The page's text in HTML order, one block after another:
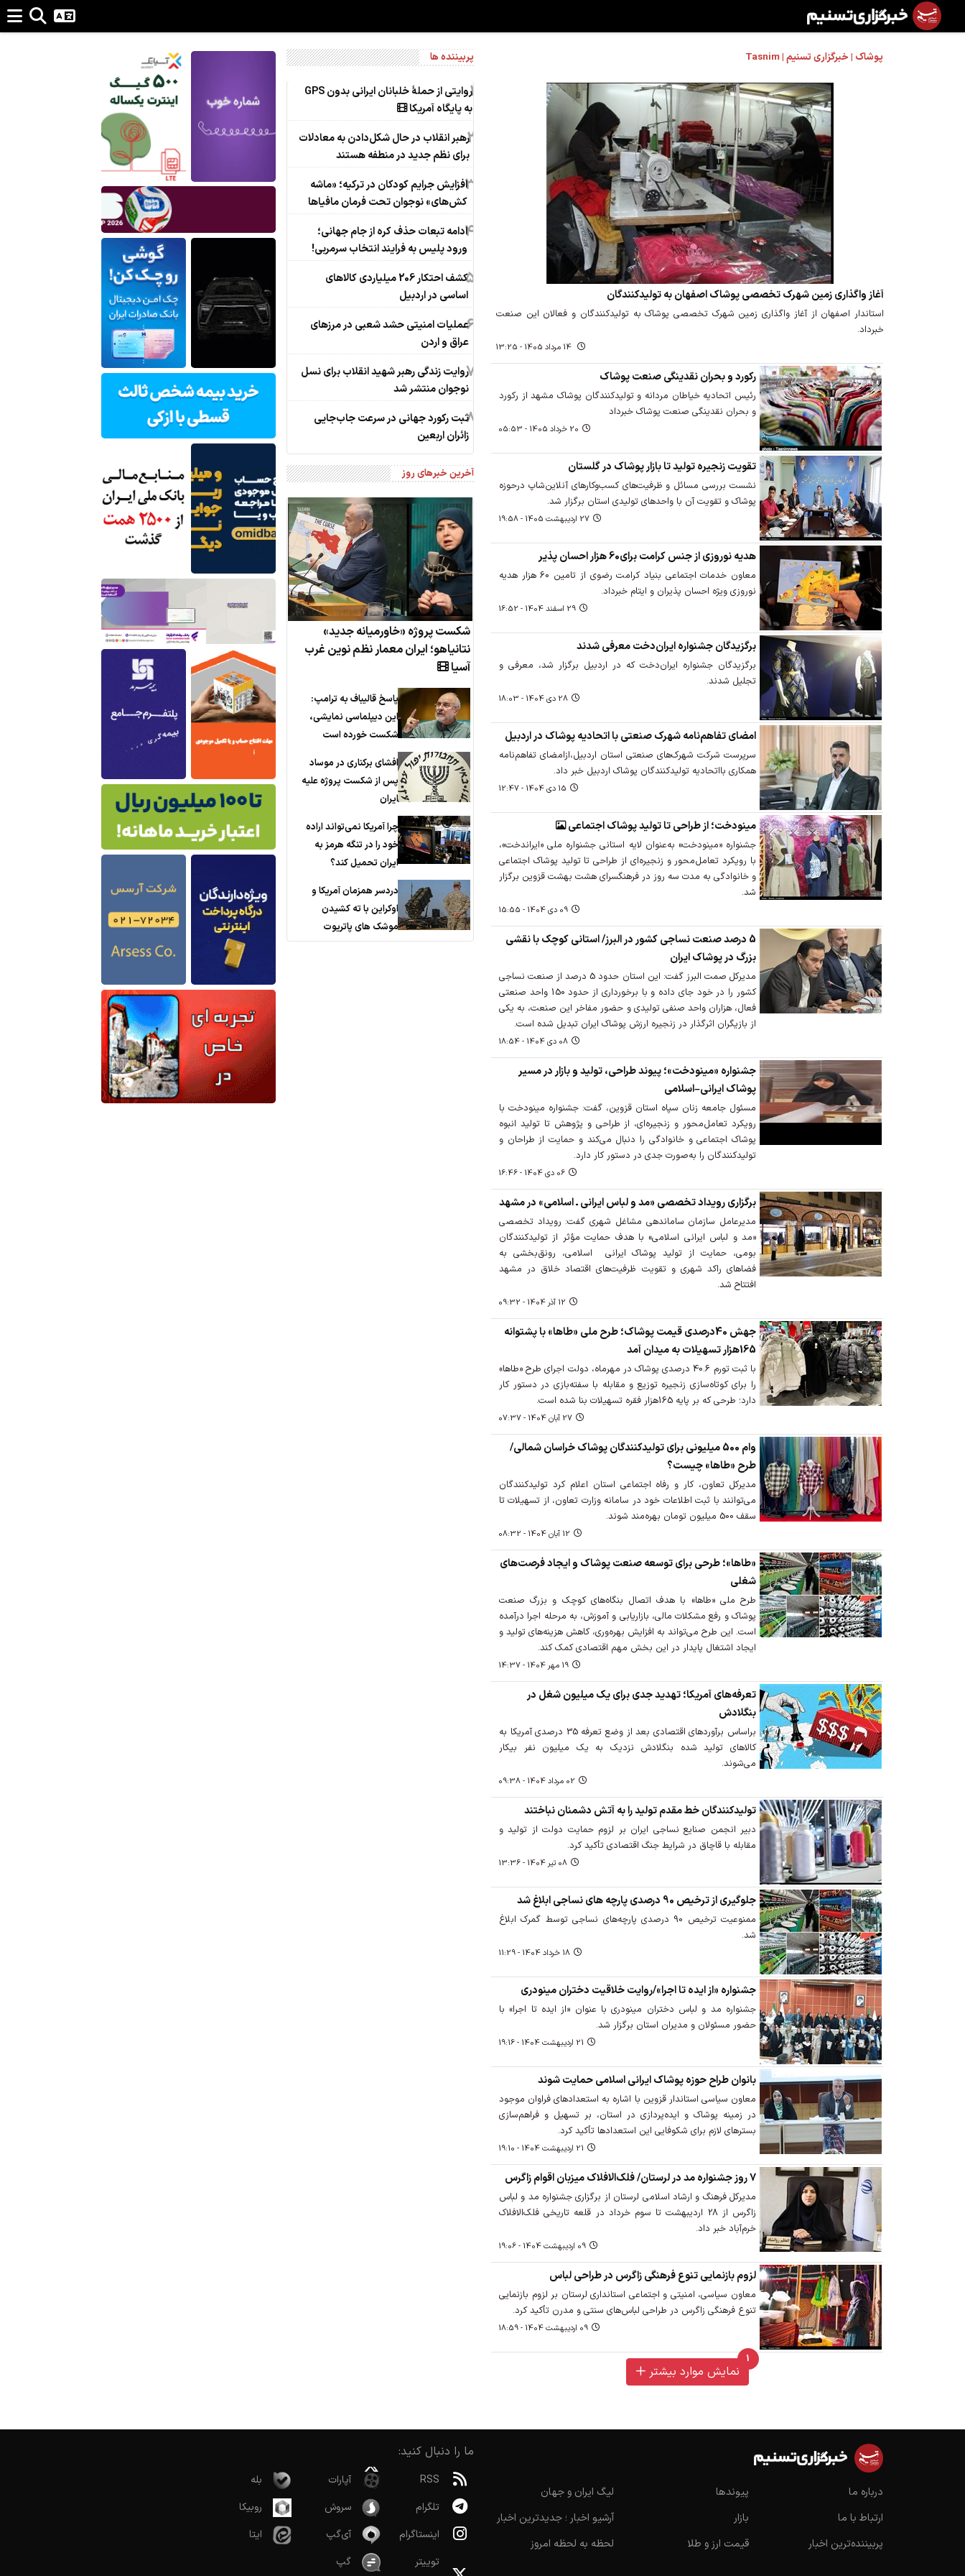
پوشاک | خبرگزاری تسنیم | Tasnim
آغاز واگذاری زمین شهرک تخصصی پوشاک اصفهان به تولیدکنندگان
استاندار اصفهان از آغاز واگذاری زمین شهرک تخصصی پوشاک به تولیدکنندگان و فعالان این صنعت
خبرداد.
رکورد و بحران نقدینگی صنعت پوشاک
رئیس اتحادیه خیاطان مردانه و تولیدکنندگان پوشاک مشهد از رکورد
و بحران نقدینگی صنعت پوشاک خبرداد
20 خرداد 1405 - 05:53
تقویت زنجیره تولید تا بازار پوشاک در گلستان
نشست بررسی مسائل و ظرفیت‌های کسب‌وکارهای آنلاین‌شاپ درحوزه
پوشاک و تقویت آن با واحدهای تولیدی استان برگزار شد.
27 ارديبهشت 1405 - 19:58
هدیه نوروزی از جنس کرامت برای60 هزار احسان پذیر
معاون خدمات اجتماعی بنیاد کرامت رضوی از تامین 60 هزار هدیه
نوروزی ویژه احسان پذیران و ایتام خبرداد.
29 اسفند 1404 - 16:52
برگزیدگان جشنواره ایران‌دخت معرفی شدند
برگزیدگان جشنواره ایران‌دخت که در اردبیل برگزار شد، معرفی و
تجلیل شدند.
28 دی 1404 - 18:03
امضای تفاهم‌نامه شهرک صنعتی با اتحادیه پوشاک در اردبیل
سرپرست شرکت شهرک‌های صنعتی استان اردبیل،ازامضای تفاهم‌نامه
همکاری بااتحادیه تولیدکنندگان پوشاک اردبیل خبر داد.
15 دی 1404 - 12:47
مینودخت؛ از طراحی تا تولید پوشاک اجتماعی
جشنواره «مینودخت» به‌عنوان لایه استانی جشنواره ملی «ایراندخت»،
با رویکرد تعامل‌محور و زنجیره‌ای از طراحی تا تولید پوشاک اجتماعی
و خانوادگی به مدت سه روز در فرهنگسرای هشت بهشت قزوین برگزار
شد.
09 دی 1404 - 15:55
5 درصد صنعت نساجی کشور در البرز/ استانی کوچک با نقشی
بزرگ در پوشاک ایران
مدیرکل صمت البرز گفت: این استان حدود 5 درصد از صنعت نساجی
کشور را در خود جای داده و با برخورداری از حدود 150 واحد صنعتی
فعال، هزاران واحد صنفی تولیدی و حضور مفاخر این صنعت، به یکی
از بازیگران اثرگذار در زنجیره ارزش پوشاک ایران تبدیل شده است.
08 دی 1404 - 18:54
جشنواره «مینودخت»؛ پیوند طراحی، تولید و بازار در مسیر
پوشاک ایرانی–اسلامی
مسئول جامعه زنان سپاه استان قزوین، گفت: جشنواره مینودخت با
رویکرد تعامل‌محور و زنجیره‌ای، از طراحی و پژوهش تا تولید انبوه
پوشاک اجتماعی و خانوادگی را دنبال می‌کند و حمایت از طراحان و
تولیدکنندگان را به‌صورت جدی در دستور کار دارد.
06 دی 1404 - 16:46
برگزاری رویداد تخصصی «مد و لباس ایرانی ـ اسلامی» در مشهد
مدیرعامل سازمان ساماندهی مشاغل شهری گفت: رویداد تخصصی
«مد و لباس ایرانی اسلامی» با هدف حمایت مؤثر از تولیدکنندگان
بومی، حمایت از تولید پوشاک ایرانی اسلامی، رونق‌بخشی به
فضاهای راکد شهری و تقویت ظرفیت‌های اقتصاد خلاق در مشهد
افتتاح شد.
12 آذر 1404 - 09:32
جهش 40درصدی قیمت پوشاک؛ طرح ملی «طاها» با پشتوانه
165هزار تسهیلات به میدان آمد
با ثبت تورم 40.6 درصدی پوشاک در مهرماه، دولت اجرای طرح «طاها»
را برای کوتاه‌سازی زنجیره توزیع و مقابله با سفته‌بازی در دستور کار
دارد؛ طرحی که بر پایه 165هزار فقره تسهیلات بنا شده است.
27 آبان 1404 - 07:37
وام 500 میلیونی برای تولیدکنندگان پوشاک خراسان شمالی/
طرح «طاها» چیست؟
مدیرکل تعاون، کار و رفاه اجتماعی استان اعلام کرد تولیدکنندگان
می‌توانند با ثبت اطلاعات خود در سامانه وزارت تعاون، از تسهیلات تا
سقف 500 میلیون تومان بهره‌مند شوند.
12 آبان 1404 - 08:32
«طاها»؛ طرحی برای توسعه صنعت پوشاک و ایجاد فرصت‌های
شغلی
طرح ملی «طاها» با هدف اتصال بنگاه‌های کوچک و بزرگ صنعت
پوشاک و رفع مشکلات مالی، بازاریابی و آموزش، به مرحله اجرا درآمده
است. این طرح می‌تواند به افزایش بهره‌وری، کاهش هزینه‌های تولید و
ایجاد اشتغال پایدار در این بخش مهم اقتصادی کمک کند.
19 مهر 1404 - 14:37
تعرفه‌های آمریکا؛ تهدید جدی برای یک میلیون شغل در
بنگلادش
براساس برآوردهای اقتصادی بعد از وضع تعرفه 35 درصدی آمریکا به
کالاهای تولید شده بنگلادش نزدیک به یک میلیون نفر بیکار
می‌شوند.
02 مرداد 1404 - 09:38
تولیدکنندگان خط مقدم تولید را به آتش دشمنان نباختند
دبیر انجمن صنایع نساجی ایران بر لزوم حمایت دولت از تولید و
مقابله با قاچاق در شرایط جنگ اقتصادی تأکید کرد.
08 تير 1404 - 13:36
جلوگیری از ترخیص 90 درصدی پارچه های نساجی ابلاغ شد
ممنوعیت ترخیص 90 درصدی پارچه‌های نساجی توسط گمرک ابلاغ
شد.
18 خرداد 1404 - 11:29
جشنواره «از ایده تا اجرا»/روایت خلاقیت دختران مینودری
جشنواره مد و لباس دختران مینودری با عنوان «از ایده تا اجرا» با
حضور مسئولان و مدیران استان برگزار شد.
21 ارديبهشت 1404 - 19:16
بانوان طراح حوزه پوشاک ایرانی اسلامی حمایت شوند
معاون سیاسی استاندار قزوین با اشاره به استعدادهای فراوان موجود
در زمینه پوشاک و ایده‌پردازی در استان، بر تسهیل و فراهم‌سازی
بسترهای لازم برای شکوفایی این استعدادها تأکید کرد.
21 ارديبهشت 1404 - 19:10
7 روز جشنواره مد در لرستان/ فلک‌الافلاک میزبان اقوام زاگرس
مدیرکل فرهنگ و ارشاد اسلامی لرستان از برگزاری جشنواره مد و لباس
زاگرس از 28 اردیبهشت‌ تا سوم خرداد در قلعه تاریخی فلک‌الافلاک
خرم‌آباد خبر داد.
09 ارديبهشت 1404 - 19:06
لزوم بازنمایی تنوع فرهنگی زاگرس در طراحی لباس‌
معاون سیاسی، امنیتی و اجتماعی استانداری لرستان بر لزوم بازنمایی
تنوع فرهنگی زاگرس در طراحی لباس‌های سنتی و مدرن تأکید کرد.
09 ارديبهشت 1404 - 18:59
1
unread messages
نمایش موارد بیشتر
پربیننده ها
1
روایتی از حملۀ خلبانان ایرانی بدون GPS
به پایگاه آمریکا
2رهبر انقلاب در حال شکل‌‌دادن به معادلات
برای نظم جدید در منطفه هستند
3افزایش جرایم کودکان در ترکیه؛ «ماشه
کش‌های» نوجوان تحت فرمان مافیاها
4ادامه تبعات حذف کره از جام جهانی؛
ورود پلیس به فرایند انتخاب سرمربی!
5
کشف احتکار 206 میلیاردی کالاهای
اساسی در اردبیل
6عملیات امنیتی حشد شعبی در مرزهای
عراق و اردن
7روایت زندگی رهبر شهید انقلاب برای نسل
نوجوان منتشر شد
8ثبت رکورد جهانی در سرعت جاب‌جایی
زائران اربعین
آخرین خبرهای روز
شکست پروژه «خاورمیانه جدید»
نتانیاهو؛ ایران معمار نظم نوین غرب
آسیا
پاسخ قالیباف به ترامپ:
این دیپلماسی نمایشی،
شکست خورده است
افشای برکناری در موساد
پس از شکست پروژه علیه
ایران
چرا آمریکا نمی‌تواند اراده
خود را در تنگه هرمز به
ایران تحمیل کند؟
دردسر همزمان آمریکا و
اوکراین با ته کشیدن
موشک های پاتریوت
درباره ما
ارتباط با ما
پربیننده‌ترین اخبار
پیوندها
بازار
قیمت ارز و طلا
لیگ ایران و جهان
آرشیو اخبار ؛ جدیدترین اخبار
لحظه به لحظه امروز
ما را دنبال کنید:
RSS
تلگرام
اینستاگرام
توییتر
آپارات
سروش
آی‌گپ
گپ
بله
روبیکا
ایتا